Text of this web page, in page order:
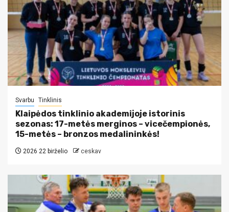
Svarbu Tinklinis
Klaipėdos tinklinio akademijoje istorinis
sezonas: 17-metės merginos – vicečempionės,
15-metės – bronzos medalininkės!
2026 22 birželio ceskav